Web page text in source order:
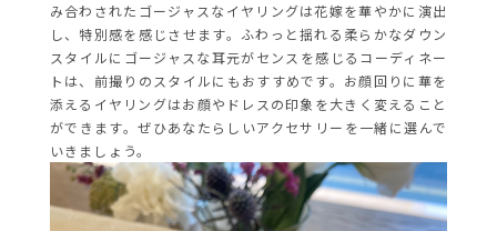
み合わされたゴージャスなイヤリングは花嫁を華やかに演出
し、特別感を感じさせます。ふわっと揺れる柔らかなダウン
スタイルにゴージャスな耳元がセンスを感じるコーディネー
トは、前撮りのスタイルにもおすすめです。お顔回りに華を
添えるイヤリングはお顔やドレスの印象を大きく変えること
ができます。ぜひあなたらしいアクセサリーを一緒に選んで
いきましょう。